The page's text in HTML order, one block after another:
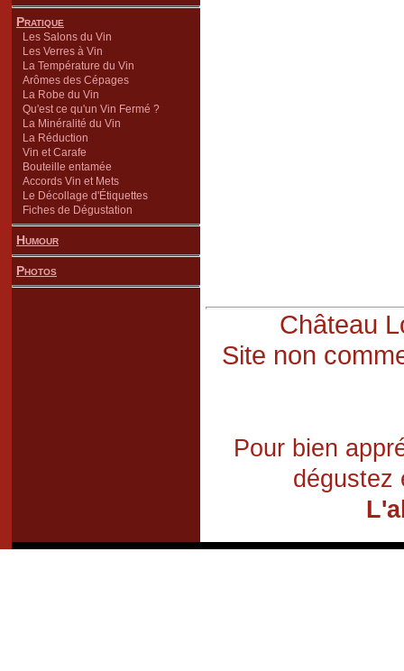
Pratique
Les Salons du Vin
Les Verres à Vin
La Température du Vin
Arômes des Cépages
La Robe du Vin
Qu'est ce qu'un Vin Fermé ?
La Minéralité du Vin
La Réduction
Vin et Carafe
Bouteille entamée
Accords Vin et Mets
Le Décollage d'Étiquettes
Fiches de Dégustation
Humour
Photos
Château
Site non
Pour bien
dégustez